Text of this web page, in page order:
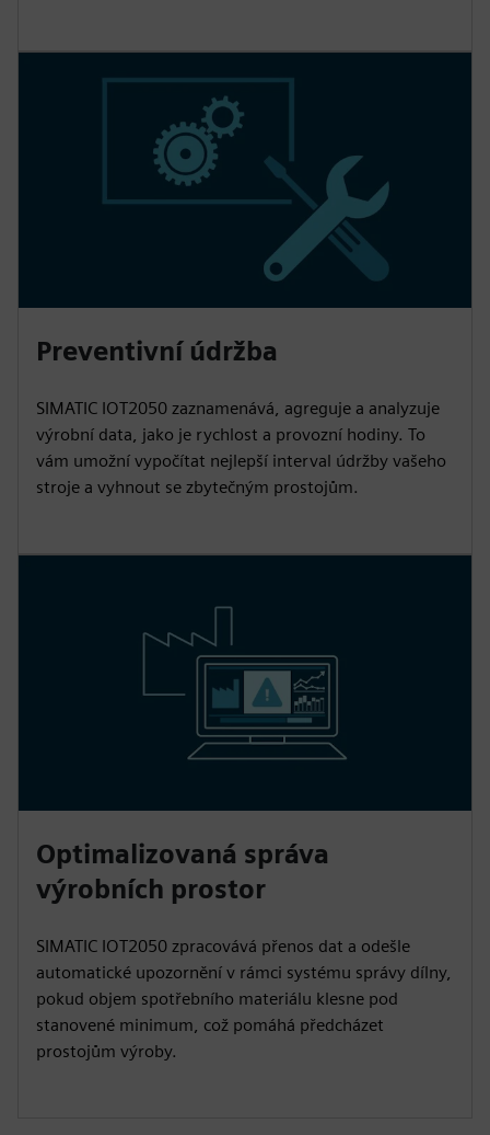
Preventivní údržba
SIMATIC IOT2050 zaznamenává, agreguje a analyzuje
výrobní data, jako je rychlost a provozní hodiny. To
vám umožní vypočítat nejlepší interval údržby vašeho
stroje a vyhnout se zbytečným prostojům.
Optimalizovaná správa
výrobních prostor
SIMATIC IOT2050 zpracovává přenos dat a odešle
automatické upozornění v rámci systému správy dílny,
pokud objem spotřebního materiálu klesne pod
stanovené minimum, což pomáhá předcházet
prostojům výroby.